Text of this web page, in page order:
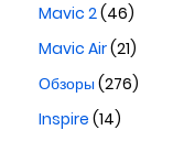
Mavic 2(46)
Mavic Air(21)
Обзоры(276)
Inspire (14)